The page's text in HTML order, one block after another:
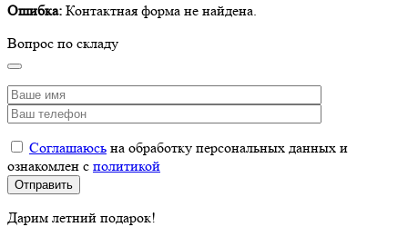
Ошибка: Контактная форма не найдена.
Вопрос по складу
Соглашаюсь на обработку персональных данных и
ознакомлен с политикой
Дарим летний подарок!